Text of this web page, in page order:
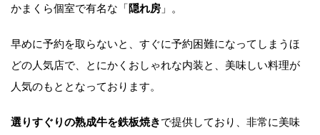
かまくら個室で有名な「隠れ房 」。
早めに予約を取らないと、すぐに予約困難になってしまうほ
どの人気店で、とにかくおしゃれな内装と、美味しい料理が
人気のもととなっております。
選りすぐりの熟成牛を鉄板焼きで提供しており、非常に美味